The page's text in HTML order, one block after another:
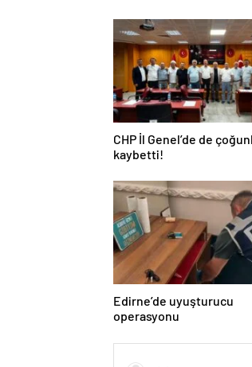
CHP İl Genel’de de
kaybetti!
Edirne’de uyuşturucu
operasyonu